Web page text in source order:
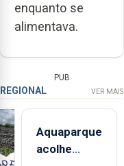
enquanto se
alimentava.
PUB
REGIONAL VER MAIS
Aquaparque
acolhe